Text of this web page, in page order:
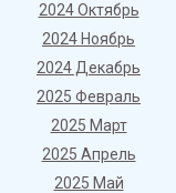
2024 Октябрь
2024 Ноябрь
2024 Декабрь
2025 Февраль
2025 Март
2025 Апрель
2025 Май